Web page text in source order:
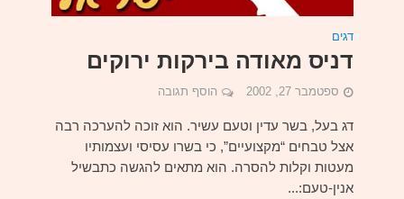
דגים
דניס מאודה בירקות ירוקים
ספטמבר 27, 2002 הוסף תגובה
דג בעל, בשר עדין וטעם עשיר. הוא זוכה להערכה רבה
אצל טבחים “מקצועיים”, כי בשרו עסיסי ועצמותיו
מעטות וקלות להסרה. הוא מתאים להגשה כתבשיל
אנין-טעם:...